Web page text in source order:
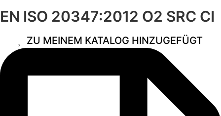
EN ISO 20347:2012 O2 SRC CI
ZU MEINEM KATALOG HINZUGEFÜGT